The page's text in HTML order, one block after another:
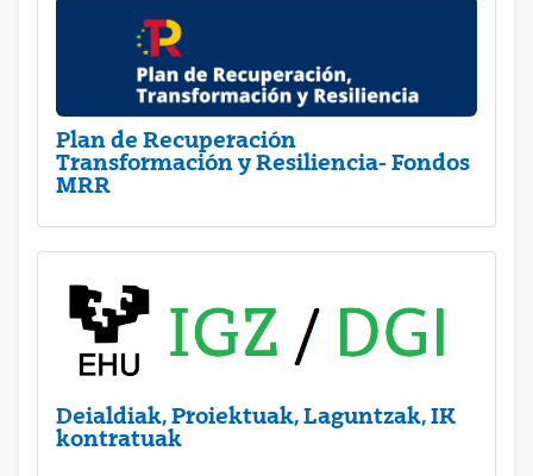
Plan de Recuperación
Transformación y Resiliencia- Fondos
MRR
Deialdiak, Proiektuak, Laguntzak, IK
kontratuak